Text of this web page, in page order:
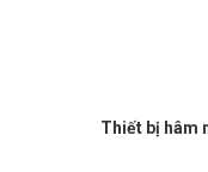
Thiết bị hâm